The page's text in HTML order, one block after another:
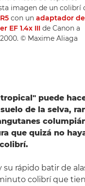
imagen de un colibrí
con un adaptador de
EF 1.4x III de Canon a
© Maxime Aliaga
puede
de la selva,
que quizá no
rápido batir de
colibrí que